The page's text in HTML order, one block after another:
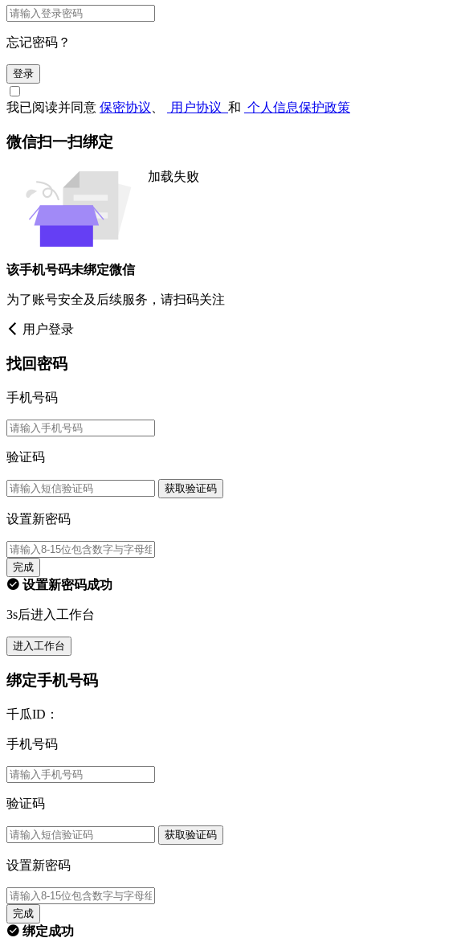
忘记密码？
登录
我已阅读并同意 保密协议 用户协议 和 个人信息保护政策
微信扫一扫绑定
加载失败
该手机号码未绑定微信
为了账号安全及后续服务，请扫码关注
用户登录
找回密码
手机号码
验证码
获取验证码
设置新密码
完成
设置新密码成功
3s后进入工作台
进入工作台
绑定手机号码
千瓜ID：
手机号码
验证码
获取验证码
设置新密码
完成
绑定成功